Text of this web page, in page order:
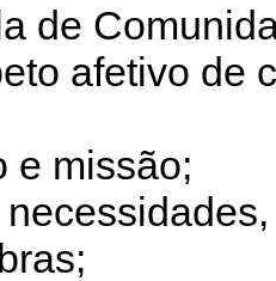
de
afetivo de
e missão;